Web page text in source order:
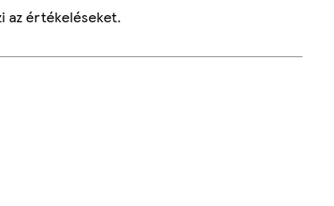
az értékeléseket.